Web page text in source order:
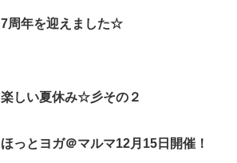
7周年を迎えました☆
楽しい夏休み☆彡その２
ほっとヨガ＠マルマ12月15日開催！